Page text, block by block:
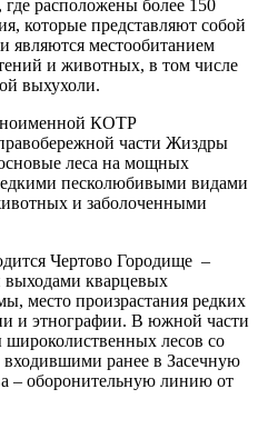
расположены более 150
которые представляют собой
местообитанием
и животных, в том числе
выхухоли.
КОТР
части Жиздры
леса на мощных
песколюбивыми видами
и заболоченными
Чертово Городище –
выходами кварцевых
место произрастания редких
и этнографии. В южной части
лесов со
входившими ранее в Засечную
– оборонительную линию от